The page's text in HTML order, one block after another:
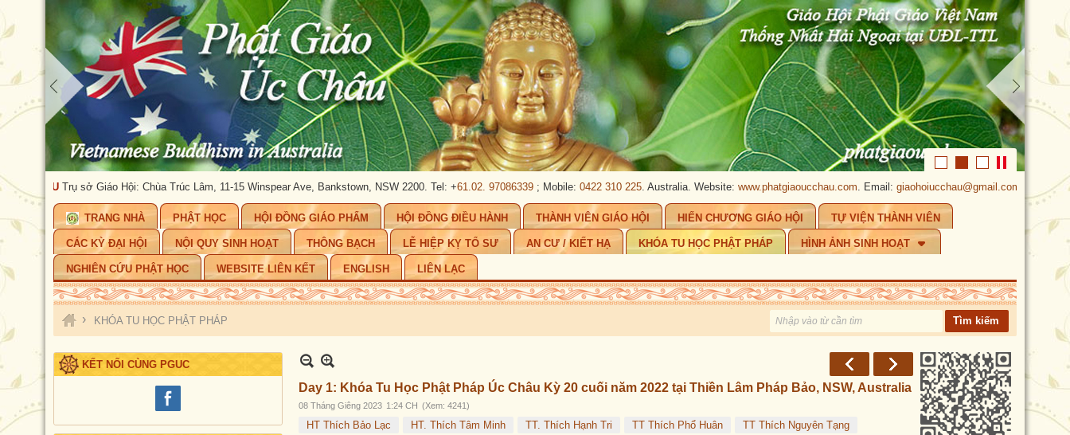
Trụ sở Giáo Hội: Chùa Trúc Lâm, 11-15 Winspear Ave, Bankstown, NSW 2200. Tel: +61.02. 97086339; Mobile:0422 310 225. Australia.Website:www.phatgiaoucchau.com. Email:giaohoiucchau@gmail.com. PHẬT GIÁO ÚC
TRANG NHÀ PHẬT HỌC HỘI ĐỒNG GIÁO PHẨM HỘI ĐỒNG ĐIỀU HÀNH THÀNH VIÊN GIÁO HỘI HIẾN CHƯƠNG GIÁO HỘI TỰ VIỆN THÀNH VIÊN
CÁC KỲ ĐẠI HỘI NỘI QUY SINH HOẠT THÔNG BẠCH LỄ HIỆP KỴ TỔ SƯ AN CƯ / KIẾT HẠ KHÓA TU HỌC PHẬT PHÁP HÌNH ẢNH SINH HOẠT
NGHIÊN CỨU PHẬT HỌC WEBSITE LIÊN KẾT ENGLISH LIÊN LẠC
› KHÓA TU HỌC PHẬT PHÁP
KẾT NỐI CÙNG PGUC
Day 1: Khóa Tu Học Phật Pháp Úc Châu Kỳ 20 cuối năm 2022 tại Thiền Lâm Pháp Bảo, NSW, Australia
08 Tháng Giêng 2023 1:24 CH (Xem: 4241)
HT Thích Bảo Lạc HT. Thích Tâm Minh TT. Thích Hạnh Tri TT Thích Phổ Huân
TT Thích Nguyên Tạng